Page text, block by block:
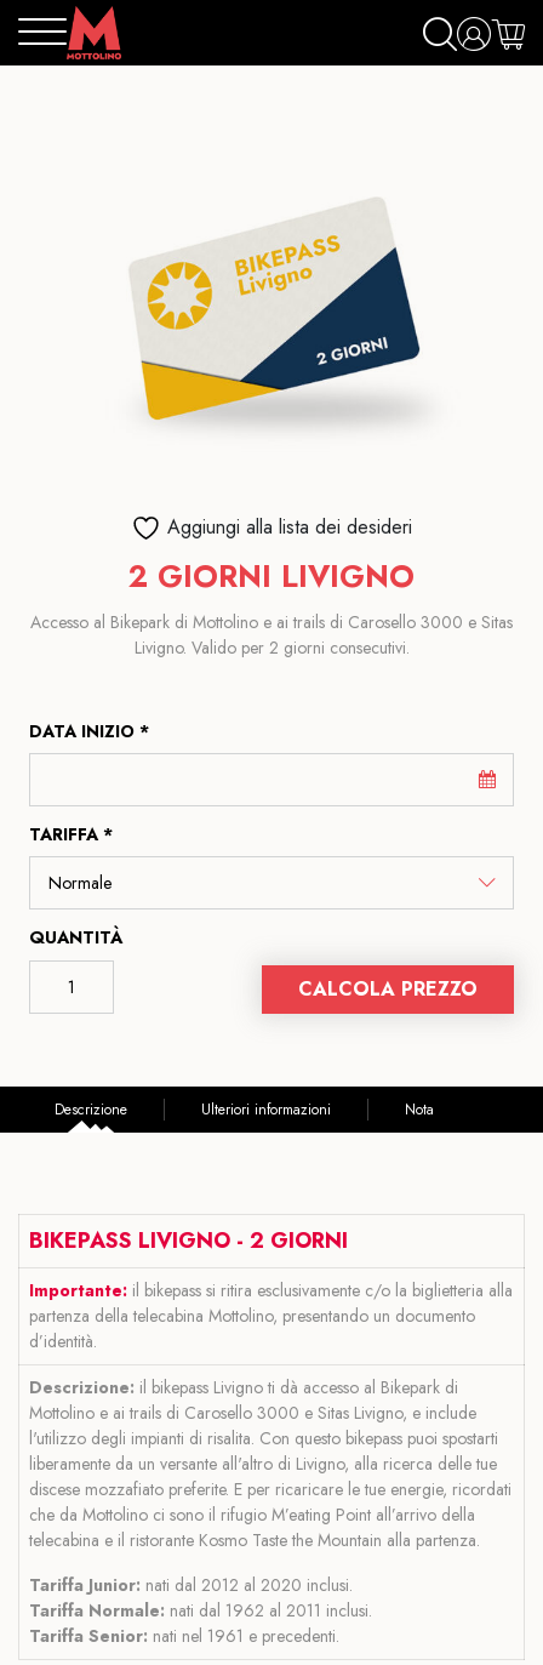
Aggiungi alla lista dei desideri
2 GIORNI LIVIGNO
Accesso al Bikepark di Mottolino e ai trails di Carosello 3000 e Sitas
Livigno. Valido per 2 giorni consecutivi.
DATA INIZIO *
TARIFFA *
QUANTITÀ
CALCOLA PREZZO
Descrizione Ulteriori informazioni Nota
BIKEPASS LIVIGNO - 2 GIORNI
Importante: il bikepass si ritira esclusivamente c/o la biglietteria alla
partenza della telecabina Mottolino, presentando un documento
d’identità.
Descrizione: il bikepass Livigno ti dà accesso al Bikepark di
Mottolino e ai trails di Carosello 3000 e Sitas Livigno, e include
l'utilizzo degli impianti di risalita. Con questo bikepass puoi spostarti
liberamente da un versante all'altro di Livigno, alla ricerca delle tue
discese mozzafiato preferite. E per ricaricare le tue energie, ricordati
che da Mottolino ci sono il rifugio M’eating Point all’arrivo della
telecabina e il ristorante Kosmo Taste the Mountain alla partenza.
Tariffa Junior: nati dal 2012 al 2020 inclusi.
Tariffa Normale: nati dal 1962 al 2011 inclusi.
Tariffa Senior: nati nel 1961 e precedenti.